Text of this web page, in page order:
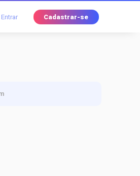
Entrar Cadastrar-se